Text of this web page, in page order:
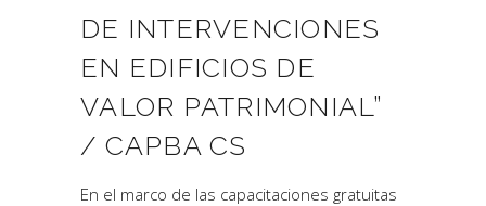
DE INTERVENCIONES
EN EDIFICIOS DE
VALOR PATRIMONIAL”
/ CAPBA CS
En el marco de las capacitaciones gratuitas